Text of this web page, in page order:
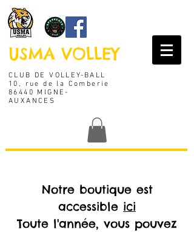
USMA VOLLEY
CLUB DE VOLLEY-BALL
10, rue de la Comberie
86440 MIGNE-
AUXANCES
Notre boutique est
accessible ici
Toute l'année, vous pouvez